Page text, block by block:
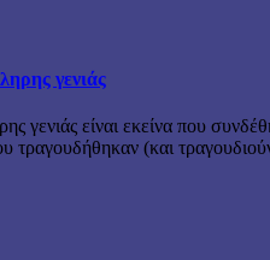
γενιάς
γενιάς είναι εκείνα που
(και